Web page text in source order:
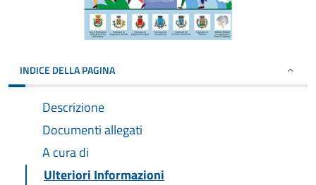
INDICE DELLA PAGINA
Descrizione
Documenti allegati
A cura di
Ulteriori Informazioni